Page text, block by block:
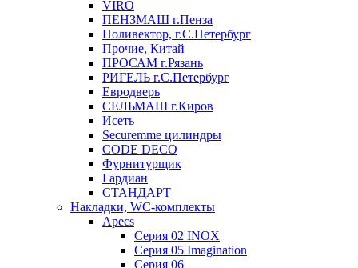
VIRO
ПЕНЗМАШ г.Пенза
Поливектор, г.С.Петербург
Прочие, Китай
ПРОСАМ г.Рязань
РИГЕЛЬ г.С.Петербург
Евродверь
СЕЛЬМАШ г.Киров
Исеть
Securemme цилиндры
CODE DECO
Фурнитурщик
Гардиан
СТАНДАРТ
Накладки, WC-комплекты
Apecs
Cерия 02 INOX
Cерия 05 Imagination
Cерия 06